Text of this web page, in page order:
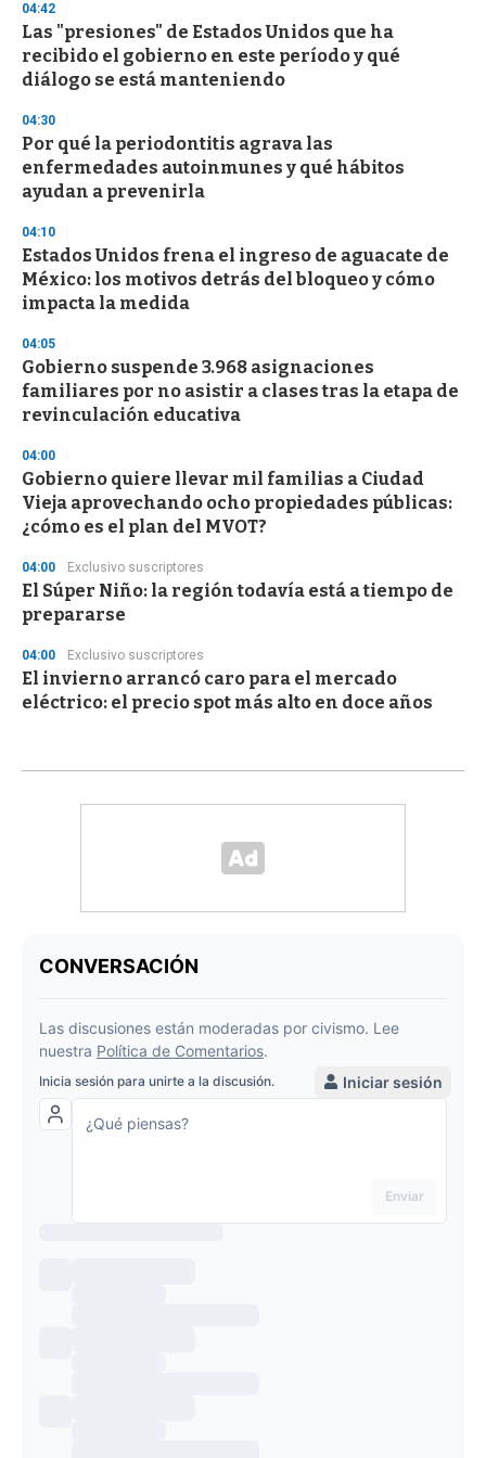
3
s
c
o
d
s
04:42
Las "presiones" de Estados Unidos que ha
recibido el gobierno en este período y qué
diálogo se está manteniendo
04:30
Por qué la periodontitis agrava las
enfermedades autoinmunes y qué hábitos
ayudan a prevenirla
04:10
Estados Unidos frena el ingreso de aguacate de
México: los motivos detrás del bloqueo y cómo
impacta la medida
04:05
Gobierno suspende 3.968 asignaciones
familiares por no asistir a clases tras la etapa de
revinculación educativa
04:00
Gobierno quiere llevar mil familias a Ciudad
Vieja aprovechando ocho propiedades públicas:
¿cómo es el plan del MVOT?
04:00 Exclusivo suscriptores
El Súper Niño: la región todavía está a tiempo de
prepararse
04:00 Exclusivo suscriptores
El invierno arrancó caro para el mercado
eléctrico: el precio spot más alto en doce años